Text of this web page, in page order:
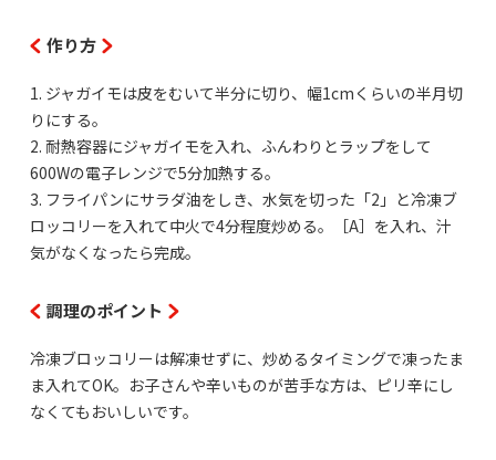
作り方
1. ジャガイモは皮をむいて半分に切り、幅1cmくらいの半月切
りにする。
2. 耐熱容器にジャガイモを入れ、ふんわりとラップをして
600Wの電子レンジで5分加熱する。
3. フライパンにサラダ油をしき、水気を切った「2」と冷凍ブ
ロッコリーを入れて中火で4分程度炒める。［A］を入れ、汁
気がなくなったら完成。
調理のポイント
冷凍ブロッコリーは解凍せずに、炒めるタイミングで凍ったま
ま入れてOK。お子さんや辛いものが苦手な方は、ピリ辛にし
なくてもおいしいです。